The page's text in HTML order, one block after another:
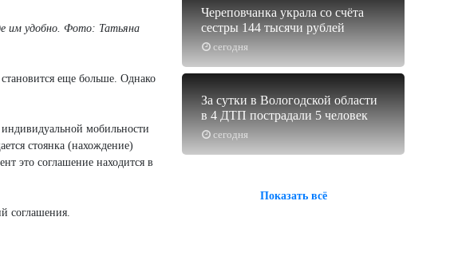
им удобно. Фото: Татьяна
еще больше. Однако
мобильности
стоянка (нахождение)
это соглашение находится в
соглашения.
сегодня
Череповчанка украла со счёта
сестры 144 тысячи рублей
сегодня
За сутки в Вологодской области
в 4 ДТП пострадали 5 человек
Показать всё